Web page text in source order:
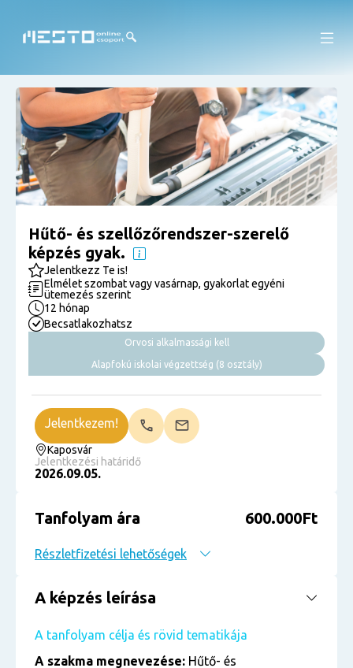
Hűtő- és szellőzőrendszer-szerelő
képzés gyak.
Jelentkezz Te is!
Elmélet szombat vagy vasárnap, gyakorlat egyéni
ütemezés szerint
12 hónap
Becsatlakozhatsz
Orvosi alkalmassági kell
Alapfokú iskolai végzettség (8 osztály)
Kaposvár
Jelentkezési határidő
2026.09.05.
Jelentkezem!
Tanfolyam ára 600.000Ft
Részletfizetési lehetőségek
A képzés leírása
A tanfolyam célja és rövid tematikája
A szakma megnevezése: Hűtő- és